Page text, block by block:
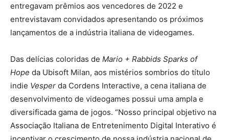
entregavam prêmios aos vencedores de 2022 e
entrevistavam convidados apresentando os próximos
lançamentos de a indústria italiana de videogames.
Das delícias coloridas de Mario + Rabbids Sparks of
Hope da Ubisoft Milan, aos mistérios sombrios do título
indie Vesper da Cordens Interactive, a cena italiana de
desenvolvimento de videogames possui uma ampla e
diversificada gama de jogos. “Nosso principal objetivo na
Associação Italiana de Entretenimento Digital Interativo é